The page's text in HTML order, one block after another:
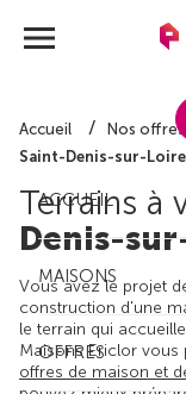
ACCUEIL
MAISONS
OFFRES
Accueil Nos
Saint-Denis-sur-Loire
Terrains à
Denis-
Vous avez le projet
construction d'une
le terrain qui
Maisons Ericlor
offres de maison et